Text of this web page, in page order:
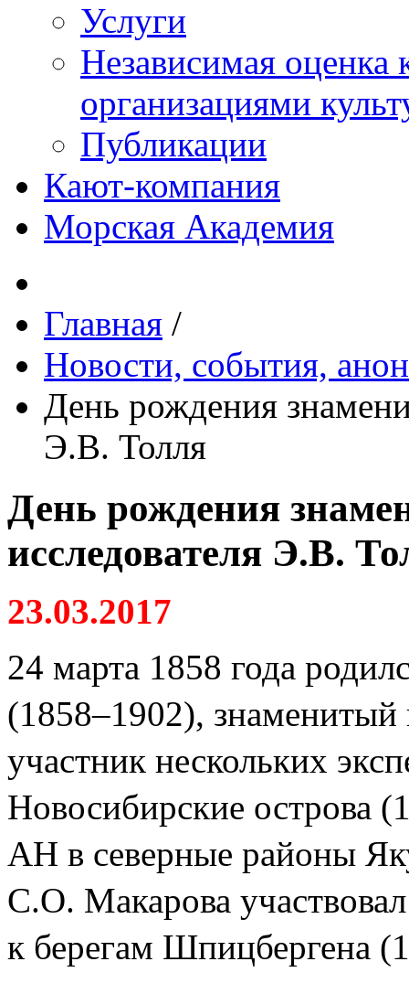
Услуги
Независимая оценка
организациями
Публикации
Кают-компания
Морская Академия
Главная /
Новости, события,
День рождения
Э.В. Толля
День рождения
исследователя Э.В.
23.03.2017
24 марта 1858 года
(1858–1902), знаменитый
участник нескольких
Новосибирские острова
АН в северные районы
С.О. Макарова
к берегам Шпицбергена